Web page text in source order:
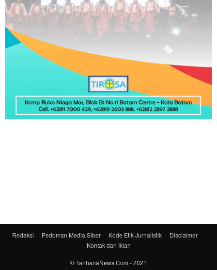
Redaksi Pedoman Media Siber Kode Etik Jurnalistik
Disclaimer
Kontak dan Iklan
© TanhanaNews.Com - 2021